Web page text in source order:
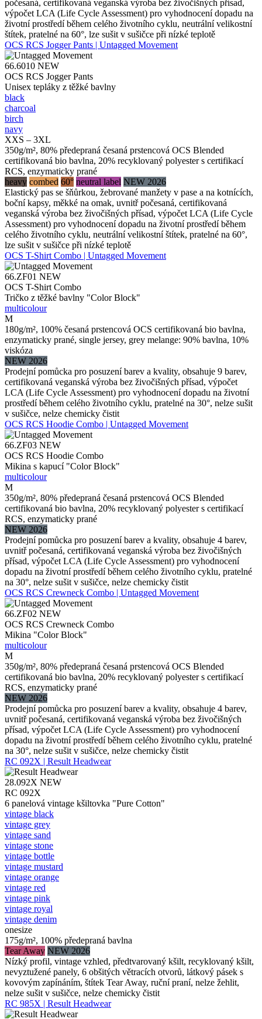
počesaná, certifikovaná veganská výroba bez živočišných přísad,
výpočet LCA (Life Cycle Assessment) pro vyhodnocení dopadu na
životní prostředí během celého životního cyklu, neutrální velikostní
štítek, pratelné na 60°, lze sušit v sušičce při nízké teplotě
OCS RCS Jogger Pants | Untagged Movement
66.6010 NEW
OCS RCS Jogger Pants
Unisex tepláky z těžké bavlny
black
charcoal
birch
navy
XXS – 3XL
350g/m², 80% předepraná česaná prstencová OCS Blended
certifikovaná bio bavlna, 20% recyklovaný polyester s certifikací
RCS, enzymaticky prané
heavy combed 60° neutral label NEW 2026
Elastický pas se šňůrkou, žebrované manžety v pase a na kotnících,
boční kapsy, měkké na omak, uvnitř počesaná, certifikovaná
veganská výroba bez živočišných přísad, výpočet LCA (Life Cycle
Assessment) pro vyhodnocení dopadu na životní prostředí během
celého životního cyklu, neutrální velikostní štítek, pratelné na 60°,
lze sušit v sušičce při nízké teplotě
OCS T-Shirt Combo | Untagged Movement
66.ZF01 NEW
OCS T-Shirt Combo
Tričko z těžké bavlny "Color Block"
multicolour
M
180g/m², 100% česaná prstencová OCS certifikovaná bio bavlna,
enzymaticky prané, single jersey, grey melange: 90% bavlna, 10%
viskóza
NEW 2026
Prodejní pomůcka pro posuzení barev a kvality, obsahuje 9 barev,
certifikovaná veganská výroba bez živočišných přísad, výpočet
LCA (Life Cycle Assessment) pro vyhodnocení dopadu na životní
prostředí během celého životního cyklu, pratelné na 30°, nelze sušit
v sušičce, nelze chemicky čistit
OCS RCS Hoodie Combo | Untagged Movement
66.ZF03 NEW
OCS RCS Hoodie Combo
Mikina s kapucí "Color Block"
multicolour
M
350g/m², 80% předepraná česaná prstencová OCS Blended
certifikovaná bio bavlna, 20% recyklovaný polyester s certifikací
RCS, enzymaticky prané
NEW 2026
Prodejní pomůcka pro posuzení barev a kvality, obsahuje 4 barev,
uvnitř počesaná, certifikovaná veganská výroba bez živočišných
přísad, výpočet LCA (Life Cycle Assessment) pro vyhodnocení
dopadu na životní prostředí během celého životního cyklu, pratelné
na 30°, nelze sušit v sušičce, nelze chemicky čistit
OCS RCS Crewneck Combo | Untagged Movement
66.ZF02 NEW
OCS RCS Crewneck Combo
Mikina "Color Block"
multicolour
M
350g/m², 80% předepraná česaná prstencová OCS Blended
certifikovaná bio bavlna, 20% recyklovaný polyester s certifikací
RCS, enzymaticky prané
NEW 2026
Prodejní pomůcka pro posuzení barev a kvality, obsahuje 4 barev,
uvnitř počesaná, certifikovaná veganská výroba bez živočišných
přísad, výpočet LCA (Life Cycle Assessment) pro vyhodnocení
dopadu na životní prostředí během celého životního cyklu, pratelné
na 30°, nelze sušit v sušičce, nelze chemicky čistit
RC 092X | Result Headwear
28.092X NEW
RC 092X
6 panelová vintage kšiltovka "Pure Cotton"
vintage black
vintage grey
vintage sand
vintage stone
vintage bottle
vintage mustard
vintage orange
vintage red
vintage pink
vintage royal
vintage denim
onesize
175g/m², 100% předepraná bavlna
Tear Away NEW 2026
Nízký profil, vintage vzhled, předtvarovaný kšilt, recyklovaný kšilt,
nevyztužené panely, 6 obšitých větracích otvorů, látkový pásek s
kovovým zapínáním, štítek Tear Away, ruční praní, nelze žehlit,
nelze sušit v sušičce, nelze chemicky čistit
RC 985X | Result Headwear